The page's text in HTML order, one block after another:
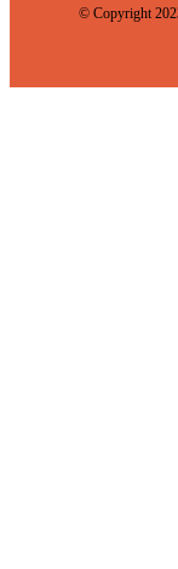
© Copyright